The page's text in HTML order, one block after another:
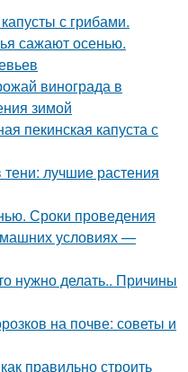
с грибами.
сажают осенью.
винограда в
зимой
пекинская капуста с
тени: лучшие растения
Сроки проведения
условиях —
нужно делать.. Причины
на почве: советы и
правильно строить